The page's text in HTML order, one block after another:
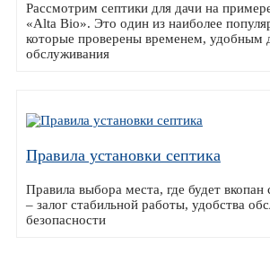
Рассмотрим септики для дачи на
«Alta Bio». Это один из наиболее
которые проверены временем, удобным
обслуживания
Правила установки септика
Правила выбора места, где будет вкопан
– залог стабильной работы, удобства
безопасности